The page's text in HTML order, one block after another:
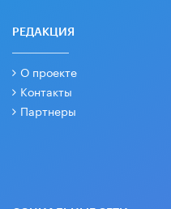
РЕДАКЦИЯ
О проекте
Контакты
Партнеры